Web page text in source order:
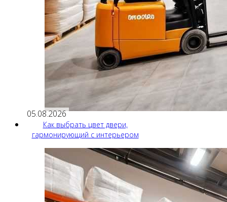
05.08.2026
Как выбрать цвет двери,
гармонирующий с интерьером